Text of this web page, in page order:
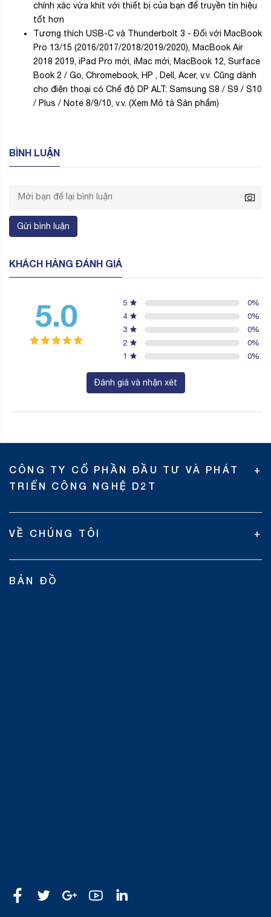
chính xác vừa khít với thiết bị của bạn để truyền tín hiệu
tốt hơn
Tương thích USB-C và Thunderbolt 3 - Đối với MacBook
Pro 13/15 (2016/2017/2018/2019/2020), MacBook Air
2018 2019, iPad Pro mới, iMac mới, MacBook 12, Surface
Book 2 / Go, Chromebook, HP , Dell, Acer, v.v. Cũng dành
cho điện thoại có Chế độ DP ALT: Samsung S8 / S9 / S10
/ Plus / Note 8/9/10, v.v. (Xem Mô tả Sản phẩm)
BÌNH LUẬN
Gửi bình luận
KHÁCH HÀNG ĐÁNH GIÁ
5.0 5 0%
4
0%
3
0%
2
0%
1
0%
Đánh giá và nhận xét
CÔNG TY CỔ PHẦN ĐẦU TƯ VÀ PHÁT
TRIỂN CÔNG NGHỆ D2T
VỀ CHÚNG TÔI
BẢN ĐỒ